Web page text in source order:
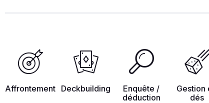
Affrontement Deckbuilding
Enquête /
déduction
Gestion
dés